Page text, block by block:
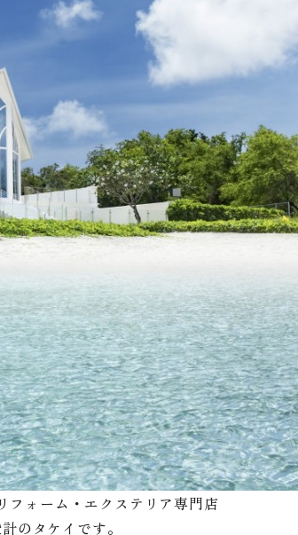
フォーム・エクステリア専門店
のタケイです。